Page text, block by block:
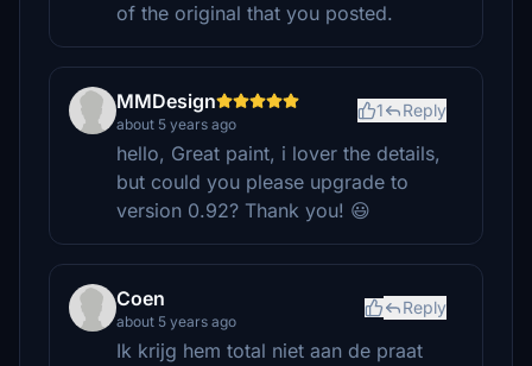
of the original that you posted.
MMDesign
about 5 years ago
1 Reply
hello, Great paint, i lover the details,
but could you please upgrade to
version 0.92? Thank you! 😃
Coen
about 5 years ago
Reply
Ik krijg hem total niet aan de praat